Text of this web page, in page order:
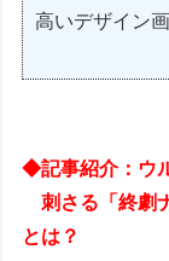
高いデザイン
◆記事紹介：ウ
刺さる「終劇
とは？